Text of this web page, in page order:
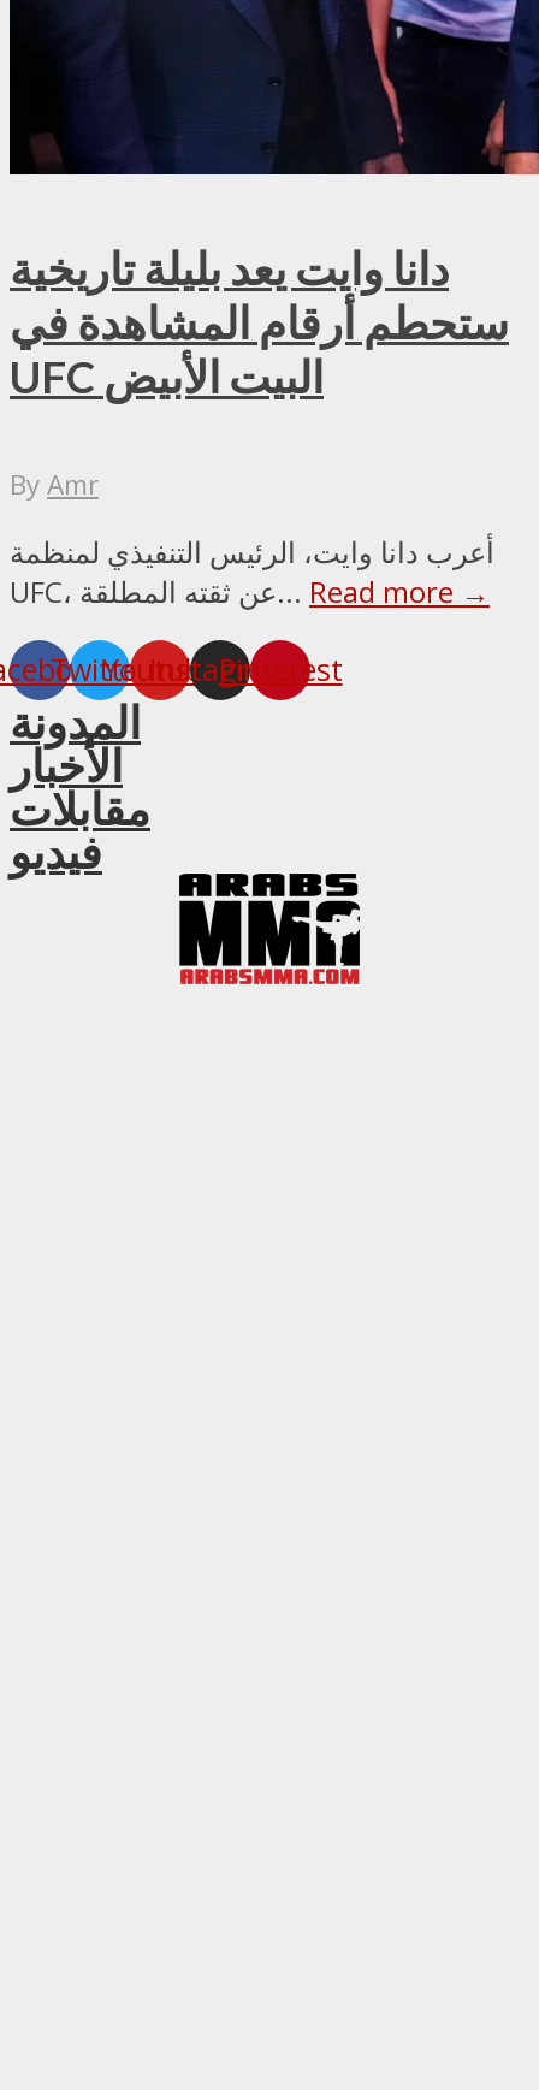
دانا وايت يعد بليلة تاريخية
ستحطم أرقام المشاهدة في
UFC البيت الأبيض
ByAmr
أعرب دانا وايت، الرئيس التنفيذي لمنظمة
UFC، عن ثقته المطلقة... Read more →
TwitterYoutube
Instagram
Pinterest
المدونة
الأخبار
مقابلات
فيديو